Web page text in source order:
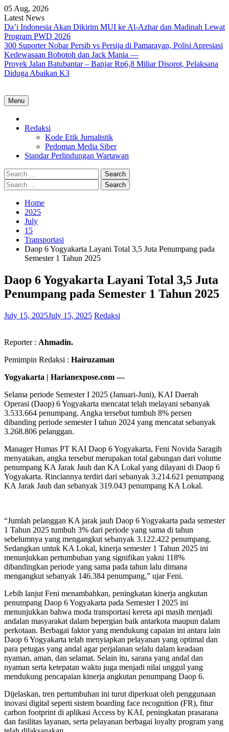
Skip
to
content
05 Aug, 2026
Latest News
Da’i Indonesia Akan Dikirim MUI ke Al-Azhar dan Madinah Lewat
Program PWD 2026
300 Suporter Nobar Persib vs Persija di Pamarayan, Polisi Apresiasi
Kedewasaan Bobotoh dan Jack Mania —
Proyek Jalan Batubantar – Banjar Rp6,8 Miliar Disorot, Pelaksana
Diduga Abaikan K3
Menu
Redaksi
Kode Etik Jurnalistik
Pedoman Media Siber
Standar Perlindungan Wartawan
Search
for:
Search
for:
Home
2025
July
15
Transportasi
Daop 6 Yogyakarta Layani Total 3,5 Juta Penumpang pada
Semester 1 Tahun 2025
Daop 6 Yogyakarta Layani Total 3,5 Juta
Penumpang pada Semester 1 Tahun 2025
July 15, 2025July 15, 2025 Redaksi
Reporter : Ahmadin.
Pemimpin Redaksi : Hairuzaman
Yogyakarta | Harianexpose.com —
Selama periode Semester I 2025 (Januari-Juni), KAI Daerah
Operasi (Daop) 6 Yogyakarta mencatat telah melayani sebanyak
3.533.664 penumpang. Angka tersebut tumbuh 8% persen
dibanding periode semester I tahun 2024 yang mencatat sebanyak
3.268.806 pelanggan.
Manager Humas PT KAI Daop 6 Yogyakarta, Feni Novida Saragih
menyatakan, angka tersebut merupakan total gabungan dari volume
penumpang KA Jarak Jauh dan KA Lokal yang dilayani di Daop 6
Yogyakarta. Rinciannya terdiri dari sebanyak 3.214.621 penumpang
KA Jarak Jauh dan sebanyak 319.043 penumpang KA Lokal.
“Jumlah pelanggan KA jarak jauh Daop 6 Yogyakarta pada semester
1 Tahun 2025 tumbuh 3% dari periode yang sama di tahun
sebelumnya yang mengangkut sebanyak 3.122.422 penumpang.
Sedangkan untuk KA Lokal, kinerja semester 1 Tahun 2025 ini
menunjukkan pertumbuhan yang signifikan yakni 118%
dibandingkan periode yang sama pada tahun lalu dimana
mengangkut sebanyak 146.384 penumpang,” ujar Feni.
Lebih lanjut Feni menambahkan, peningkatan kinerja angkutan
penumpang Daop 6 Yogyakarta pada Semester I 2025 ini
menunjukkan bahwa moda transportasi kereta api masih menjadi
andalan masyarakat dalam bepergian baik antarkota maupun dalam
perkotaan. Berbagai faktor yang mendukung capaian ini antara lain
Daop 6 Yogyakarta telah menyiapkan pelayanan yang optimal dan
para petugas yang andal agar perjalanan selalu dalam keadaan
nyaman, aman, dan selamat. Selain itu, sarana yang andal dan
nyaman serta ketepatan waktu juga menjadi nilai unggul yang
mendukung pencapaian kinerja angkutan penumpang Daop 6.
Dijelaskan, tren pertumbuhan ini turut diperkuat oleh penggunaan
inovasi digital seperti sistem boarding face recognition (FR), fitur
carbon footprint di aplikasi Access by KAI, peningkatan prasarana
dan fasilitas layanan, serta pelayanan berbagai loyalty program yang